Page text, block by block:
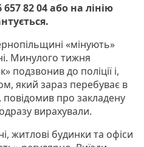
82 04 або на лінію
«мінують»
Минулого тижня
подзвонив до поліції і,
який зараз перебуває в
повідомив про закладену
вирахували.
житлові будинки та офіси